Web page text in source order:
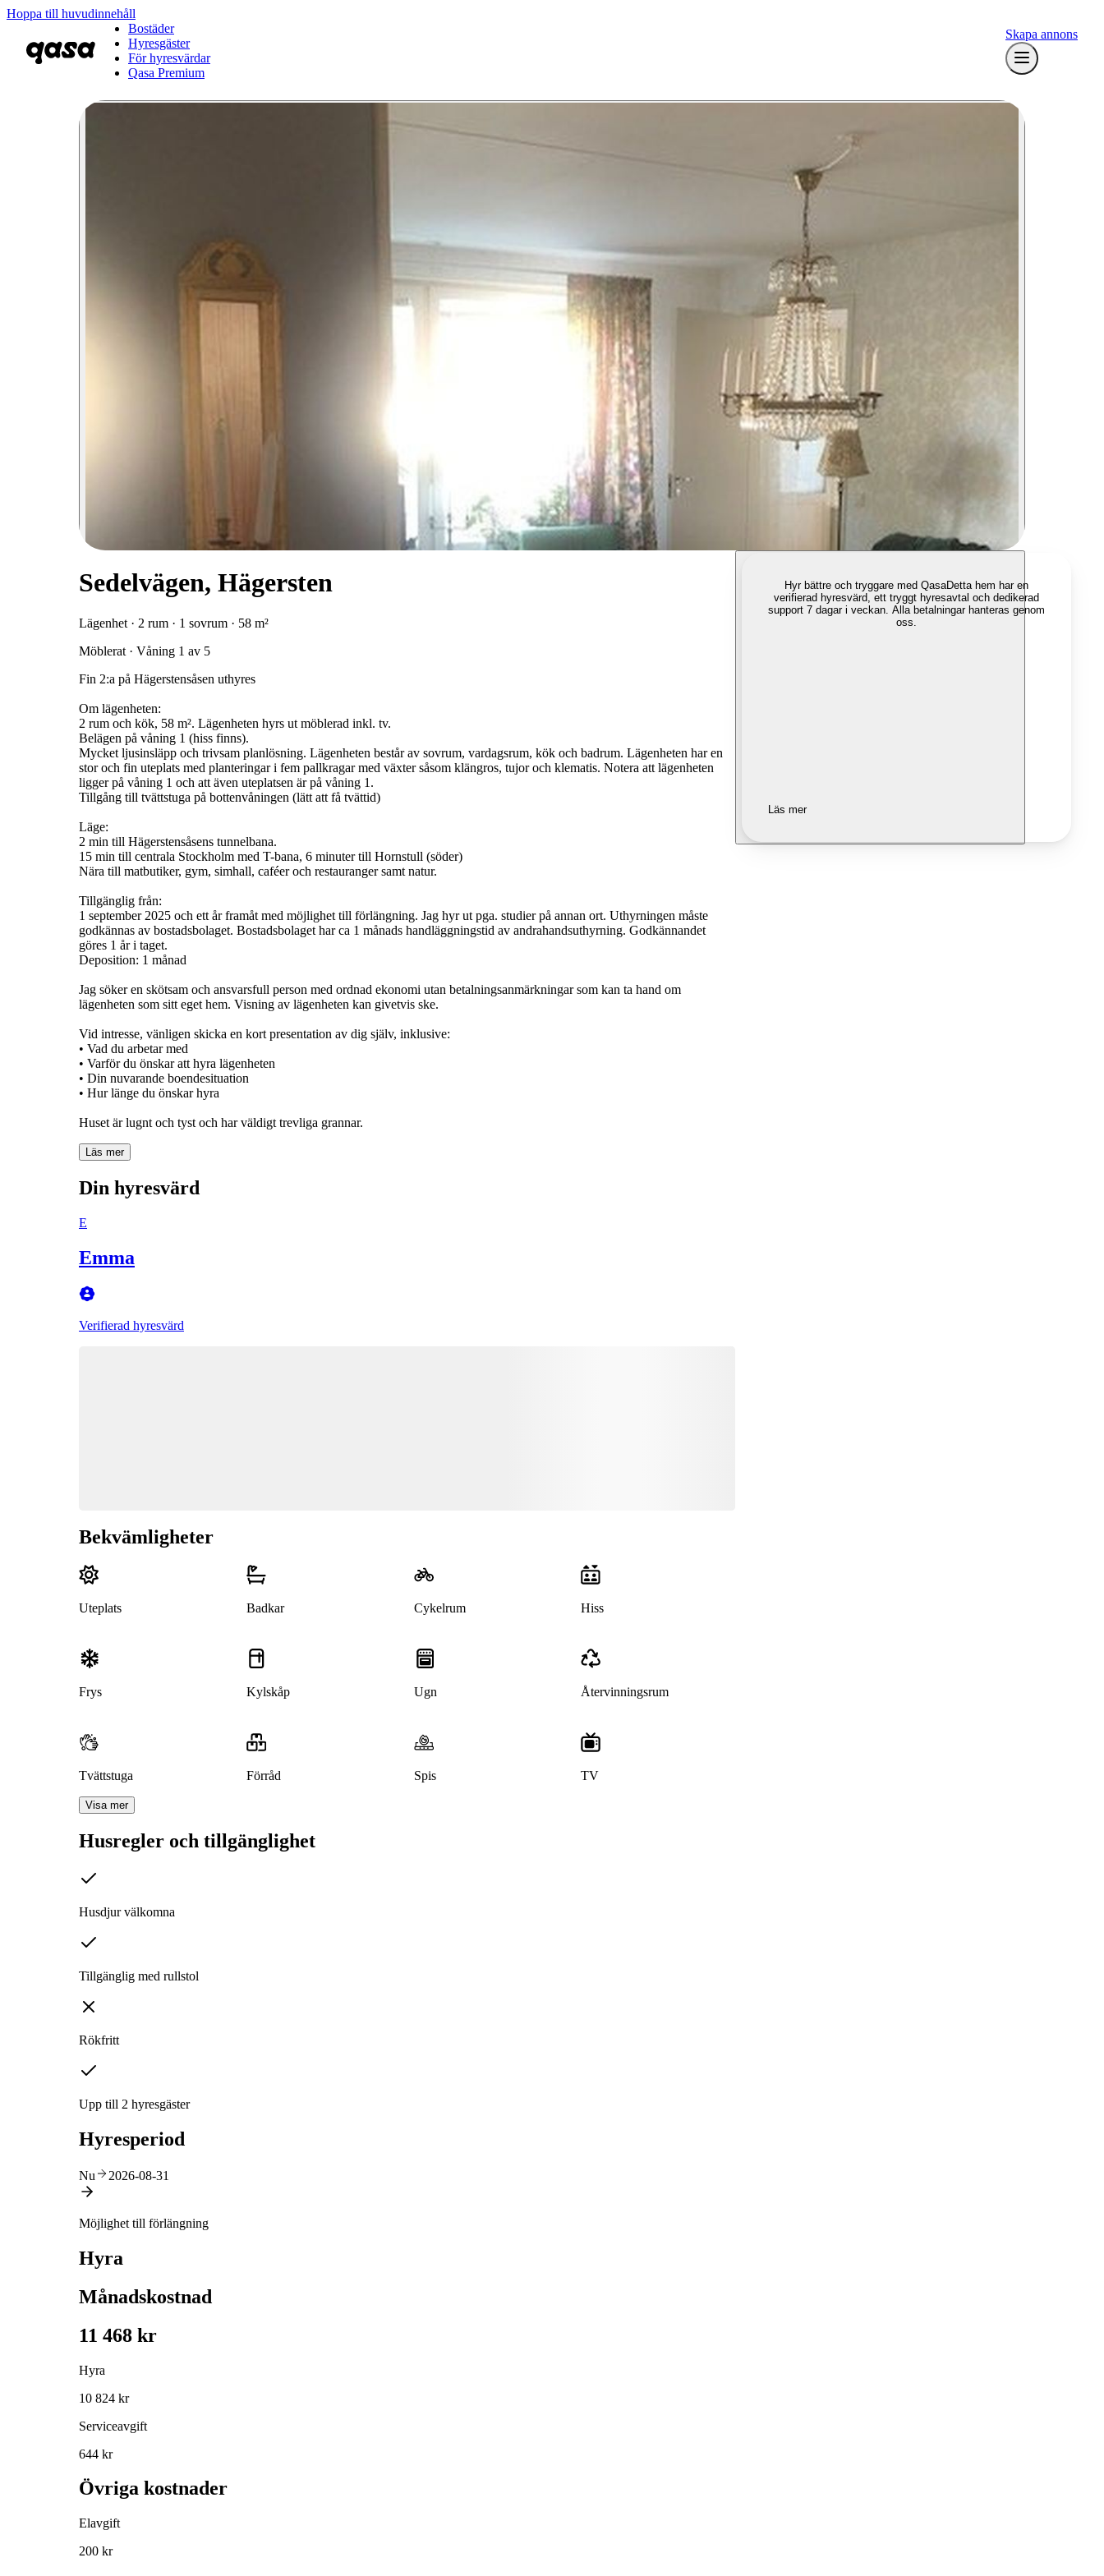
Hoppa till huvudinnehåll
Bostäder
Hyresgäster
För hyresvärdar
Qasa Premium
Skapa annons
Sedelvägen, Hägersten
Lägenhet · 2 rum · 1 sovrum · 58 m²
Möblerat · Våning 1 av 5
Fin 2:a på Hägerstensåsen uthyres
Om lägenheten:
2 rum och kök, 58 m². Lägenheten hyrs ut möblerad inkl. tv.
Belägen på våning 1 (hiss finns).
Mycket ljusinsläpp och trivsam planlösning. Lägenheten består av sovrum, vardagsrum, kök och badrum. Lägenheten har en
stor och fin uteplats med planteringar i fem pallkragar med växter såsom klängros, tujor och klematis. Notera att lägenheten
ligger på våning 1 och att även uteplatsen är på våning 1.
Tillgång till tvättstuga på bottenvåningen (lätt att få tvättid)
Läge:
2 min till Hägerstensåsens tunnelbana.
15 min till centrala Stockholm med T-bana, 6 minuter till Hornstull (söder)
Nära till matbutiker, gym, simhall, caféer och restauranger samt natur.
Tillgänglig från:
1 september 2025 och ett år framåt med möjlighet till förlängning. Jag hyr ut pga. studier på annan ort. Uthyrningen måste
godkännas av bostadsbolaget. Bostadsbolaget har ca 1 månads handläggningstid av andrahandsuthyrning. Godkännandet
göres 1 år i taget.
Deposition: 1 månad
Jag söker en skötsam och ansvarsfull person med ordnad ekonomi utan betalningsanmärkningar som kan ta hand om
lägenheten som sitt eget hem. Visning av lägenheten kan givetvis ske.
Vid intresse, vänligen skicka en kort presentation av dig själv, inklusive:
• Vad du arbetar med
• Varför du önskar att hyra lägenheten
• Din nuvarande boendesituation
• Hur länge du önskar hyra
Läs mer
Din hyresvärd
E
Emma
Verifierad hyresvärd
Bekvämligheter
Uteplats Badkar Cykelrum Hiss
Frys Kylskåp Ugn Återvinningsrum
Tvättstuga Förråd Spis TV
Visa mer
Husregler och tillgänglighet
Husdjur välkomna
Tillgänglig med rullstol
Rökfritt
Upp till 2 hyresgäster
Hyresperiod
Nu 2026-08-31
Möjlighet till förlängning
Hyra
Månadskostnad
11 468 kr
Hyra
10 824 kr
Serviceavgift
644 kr
Övriga kostnader
Elavgift
200 kr
Hyr bättre och tryggare med QasaDetta hem har en
verifierad hyresvärd, ett tryggt hyresavtal och dedikerad
support 7 dagar i veckan. Alla betalningar hanteras genom
oss.
Läs mer